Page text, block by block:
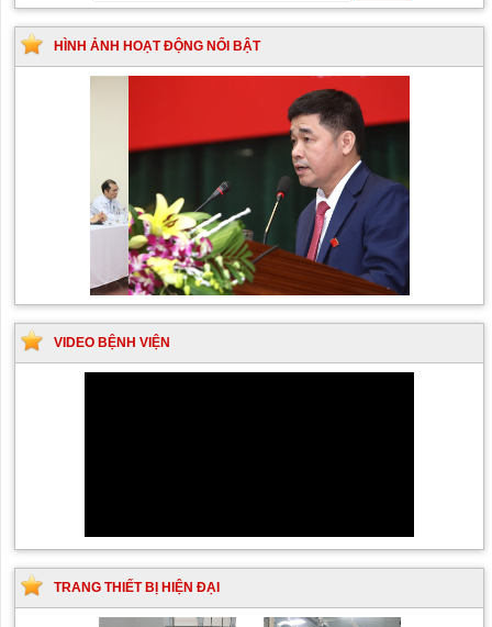
HÌNH ẢNH HOẠT ĐỘNG NỔI BẬT
VIDEO BỆNH VIỆN
TRANG THIẾT BỊ HIỆN ĐẠI